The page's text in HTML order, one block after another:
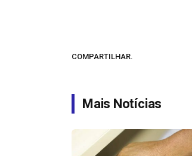
COMPARTILHAR.
Mais Notícias